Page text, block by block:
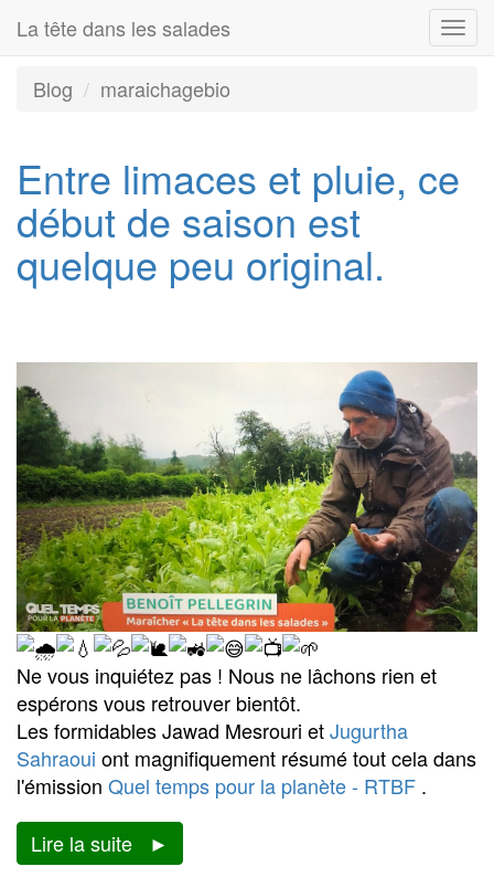
La tête dans les salades
Blog maraichagebio
Entre limaces et pluie, ce
début de saison est
quelque peu original.
Ne vous inquiétez pas ! Nous ne lâchons rien et
espérons vous retrouver bientôt.
Les formidables Jawad Mesrouri etJugurtha
Sahraoui ont magnifiquement résumé tout cela dans
l'émission Quel temps pour la planète - RTBF .
Lire la suite